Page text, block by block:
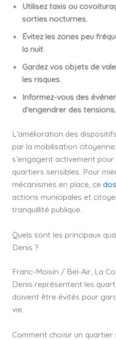
Utilisez taxis ou
sorties nocturnes.
Évitez les zones peu
la nuit.
Gardez vos objets de
les risques.
Informez-vous des
d’engendrer des tensions.
L’amélioration des
par la mobilisation
s’engagent activement
quartiers sensibles. Pour
mécanismes en place, ce
actions municipales et
tranquillité publique.
Quels sont les principaux
Denis ?
Franc-Moisin / Bel-Air, La
Denis représentent les
doivent être évités pour
vie.
Comment choisir un